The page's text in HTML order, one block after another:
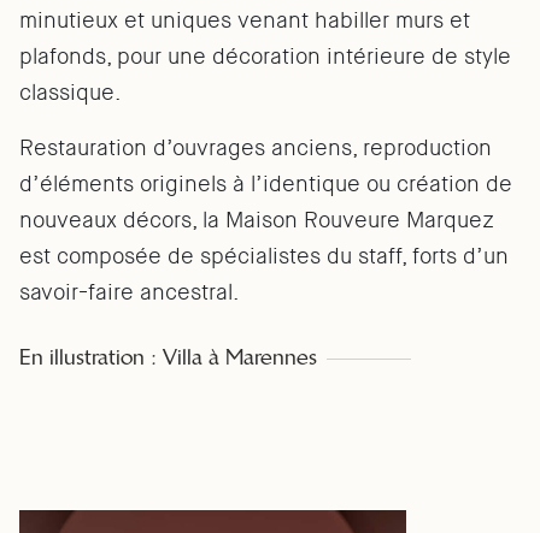
minutieux et uniques venant habiller murs et
plafonds, pour une décoration intérieure de style
classique.
Restauration d’ouvrages anciens, reproduction
d’éléments originels à l’identique ou création de
nouveaux décors, la Maison Rouveure Marquez
est composée de spécialistes du staff, forts d’un
savoir-faire ancestral.
En illustration : Villa à Marennes